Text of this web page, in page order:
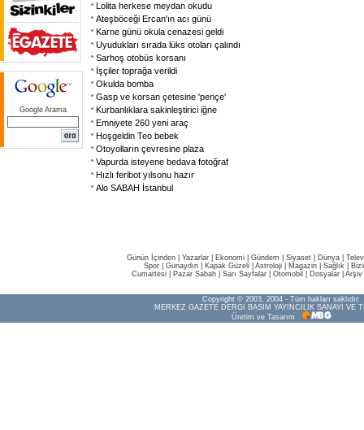
Google Arama
Lolita herkese meydan okudu
Ateşböceği Ercan'ın acı günü
Karne günü okula cenazesi geldi
Uyudukları sırada lüks otoları çalındı
Sarhoş otobüs korsanı
İşçiler toprağa verildi
Okulda bomba
Gasp ve korsan çetesine 'pençe'
Kurbanlıklara sakinleştirici iğne
Emniyete 260 yeni araç
Hoşgeldin Teo bebek
Otoyolların çevresine plaza
Vapurda isteyene bedava fotoğraf
Hızlı feribot yılsonu hazır
Alo SABAH İstanbul
Günün İçinden Yazarlar Ekonomi Gündem Siyaset Dünya |
Spor
Günaydın Kapak Güzeli Astroloji Magazin Sağlık
Cumartesi
Pazar Sabah Sarı Sayfalar Otomobil Dosyalar Arşiv
Copyright © 2003, 2004 - Tüm hakları saklıdır.
MERKEZ GAZETE DERGİ BASIM YAYINCILIK SANAYİ VE
Üretim ve Tasarım